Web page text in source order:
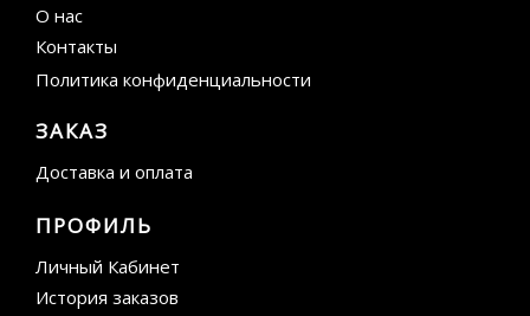
О нас
Контакты
Политика конфиденциальности
ЗАКАЗ
Доставка и оплата
ПРОФИЛЬ
Личный Кабинет
История заказов